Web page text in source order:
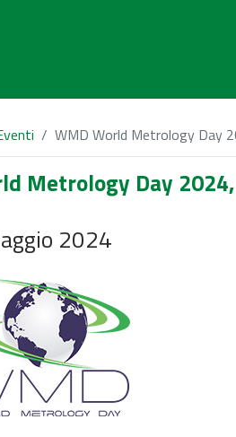
WMD World Metrology Day
Metrology Day
2024